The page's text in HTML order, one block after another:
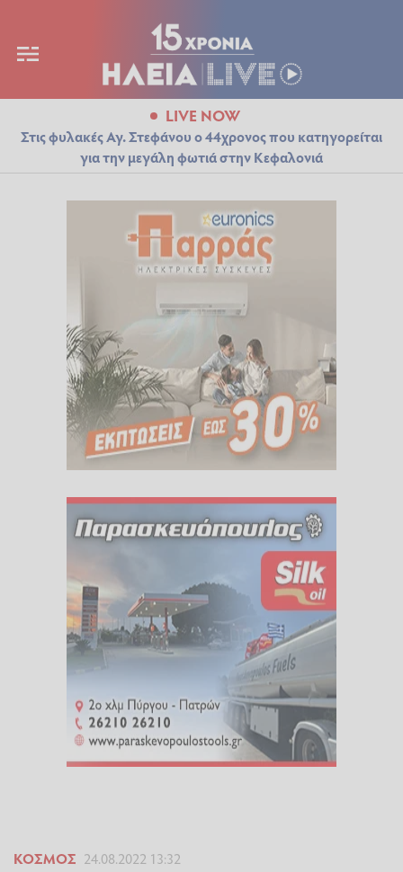
LIVE NOW
Στις φυλακές Αγ. Στεφάνου ο 44χρονος που κατηγορείται
για την μεγάλη φωτιά στην Κεφαλονιά
ΚΌΣΜΟΣ 24.08.2022 13:32